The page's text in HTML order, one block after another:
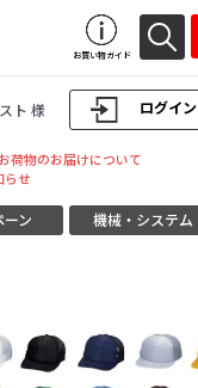
ログイン
ト 様
お買い物ガイド
荷物のお届けについて
らせ
ーン 機械・システム